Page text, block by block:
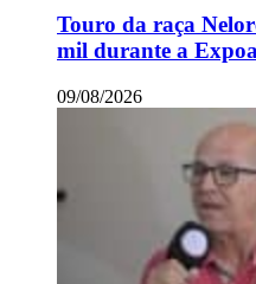
Touro da raça
mil durante a
09/08/2026